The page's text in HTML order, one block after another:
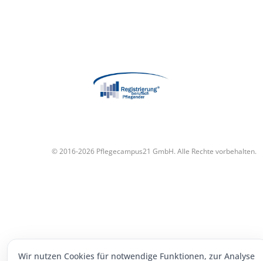
© 2016-2026 Pflegecampus21 GmbH. Alle Rechte vorbehalten.
Wir nutzen Cookies für notwendige Funktionen, zur Analyse